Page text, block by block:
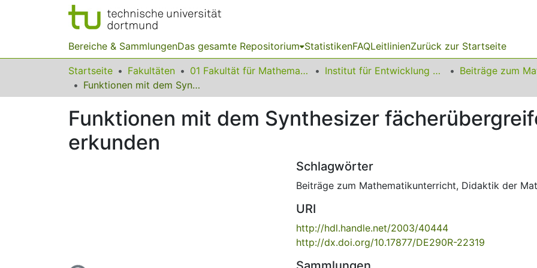
Bereiche & SammlungenDas gesamte Repositorium StatistikenFAQLeitlinienZurück zur Startseite
Startseite Fakultäten 01 Fakultät für Mathematik
Institut für Entwicklung und Erforschung des Mathematikunterrichts
Funktionen mit dem Synthesizer fächerübergreifend darstellen und erkunden
Funktionen mit dem Synthesizer
erkunden
Schlagwörter
Beiträge zum Mathematikunterricht, Didaktik der
URI
http://hdl.handle.net/2003/40444
http://dx.doi.org/10.17877/DE290R-22319